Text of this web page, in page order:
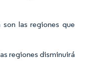
las regiones que
regiones disminuirá